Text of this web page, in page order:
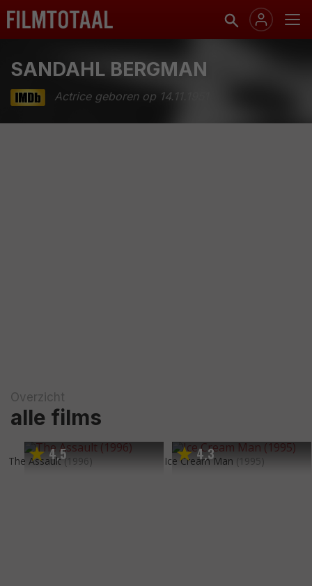
SANDAHL BERGMAN
Actrice geboren op 14.11.1951
Overzicht
alle films
4,5
The Assault (1996) 4,3
Ice Cream Man (1995)